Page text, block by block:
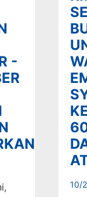
-
10/